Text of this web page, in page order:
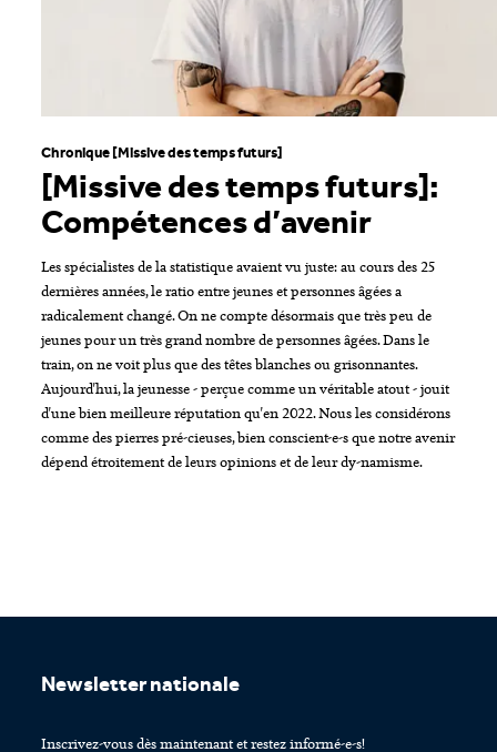
[Missive des temps futurs]:
Compétences d’avenir
Chronique [Missive des temps futurs]
Les spécialistes de la statistique avaient vu juste: au cours des 25
dernières années, le ratio entre jeunes et personnes âgées a
radicalement changé. On ne compte désormais que très peu de
jeunes pour un très grand nombre de personnes âgées. Dans le
train, on ne voit plus que des têtes blanches ou grisonnantes.
Aujourd'hui, la jeunesse - perçue comme un véritable atout - jouit
d'une bien meilleure réputation qu'en 2022. Nous les considérons
comme des pierres pré-cieuses, bien conscient-e-s que notre avenir
dépend étroitement de leurs opinions et de leur dy-namisme.
Newsletter nationale
Inscrivez-vous dès maintenant et restez informé-e-s!